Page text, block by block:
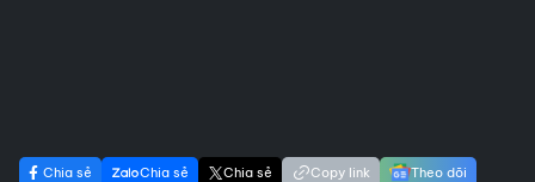
Chia sẻ Chia sẻ Chia sẻ Copy link Theo dõi